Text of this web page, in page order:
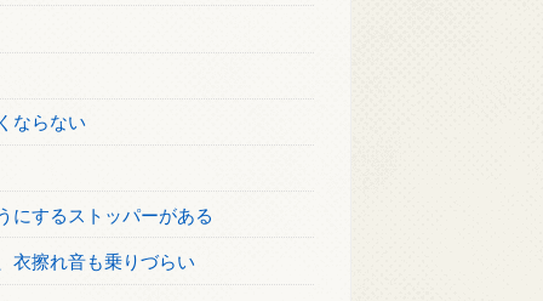
ならない
にするストッパーがある
衣擦れ音も乗りづらい